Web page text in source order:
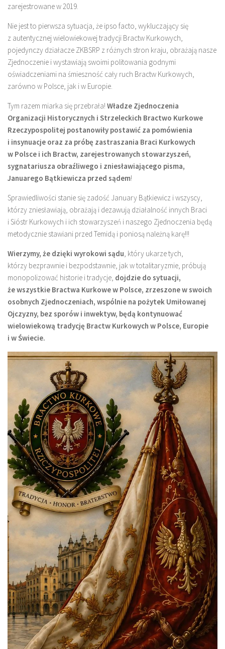
zarejestrowane w 2019.
Nie jest to pierwsza sytuacja, że ipso facto, wykluczający się
z autentycznej wielowiekowej tradycji Bractw Kurkowych,
pojedynczy działacze ZKBSRP z różnych stron kraju, obrażają nasze
Zjednoczenie i wystawiają swoimi politowania godnymi
oświadczeniami na śmieszność cały ruch Bractw Kurkowych,
zarówno w Polsce, jak i w Europie.
Tym razem miarka się przebrała! Władze Zjednoczenia
Organizacji Historycznych i Strzeleckich Bractwo Kurkowe
Rzeczypospolitej postanowiły postawić za pomówienia
i insynuacje oraz za próbę zastraszania Braci Kurkowych
w Polsce i ich Bractw, zarejestrowanych stowarzyszeń,
sygnatariusza obraźliwego i zniesławiającego pisma,
Januarego Bątkiewicza przed sądem!
Sprawiedliwości stanie się zadość January Bątkiewicz i wszyscy,
którzy zniesławiają, obrażają i dezawują działalność innych Braci
i Sióstr Kurkowych i ich stowarzyszeń i naszego Zjednoczenia będą
metodycznie stawiani przed Temidą i poniosą należną karę!!!
Wierzymy, że dzięki wyrokowi sądu, który ukarze tych,
którzy bezprawnie i bezpodstawnie, jak w totalitaryzmie, próbują
monopolizować historie i tradycje, dojdzie do sytuacji,
że wszystkie Bractwa Kurkowe w Polsce, zrzeszone w swoich
osobnych Zjednoczeniach, wspólnie na pożytek Umiłowanej
Ojczyzny, bez sporów i inwektyw, będą kontynuować
wielowiekową tradycję Bractw Kurkowych w Polsce, Europie
i w Świecie.